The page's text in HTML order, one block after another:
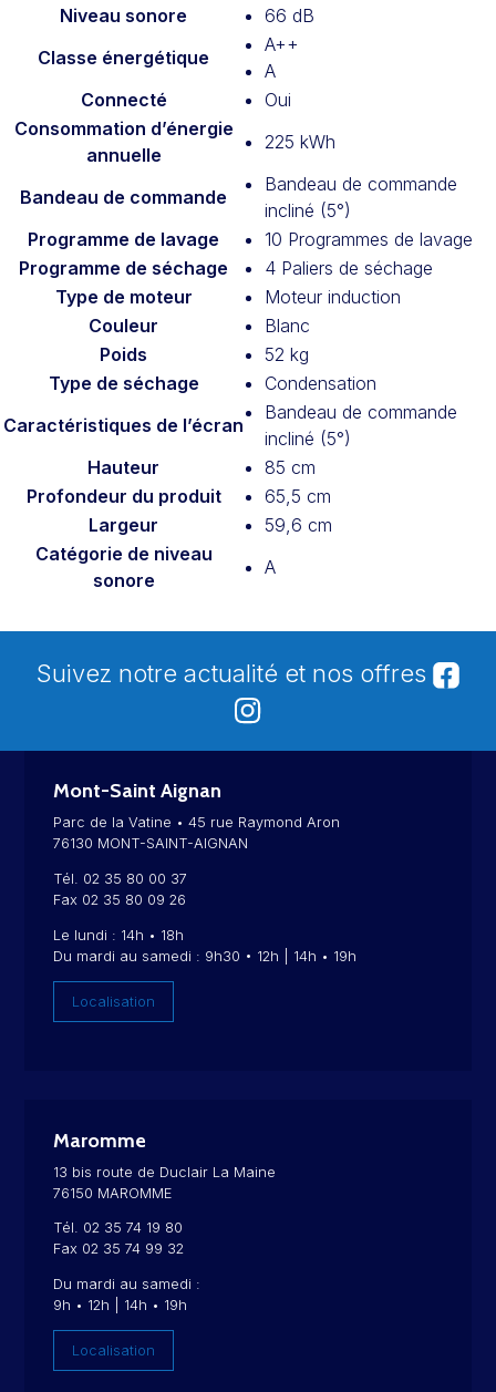
Niveau sonore
66 dB
Classe énergétique
A++
A
Connecté
Oui
Consommation d’énergie
annuelle
225 kWh
Bandeau de commande
Bandeau de commande
incliné (5°)
Programme de lavage
10 Programmes de lavage
Programme de séchage
4 Paliers de séchage
Type de moteur
Moteur induction
Couleur
Blanc
Poids
52 kg
Type de séchage
Condensation
Caractéristiques de l’écran
Bandeau de commande
incliné (5°)
Hauteur
85 cm
Profondeur du produit
65,5 cm
Largeur
59,6 cm
Catégorie de niveau
sonore
A
Suivez notre actualité et nos offres
Mont-Saint Aignan
Parc de la Vatine • 45 rue Raymond Aron
76130 MONT-SAINT-AIGNAN
Tél. 02 35 80 00 37
Fax 02 35 80 09 26
Le lundi : 14h • 18h
Du mardi au samedi : 9h30 • 12h | 14h • 19h
Localisation
Maromme
13 bis route de Duclair La Maine
76150 MAROMME
Tél. 02 35 74 19 80
Fax 02 35 74 99 32
Du mardi au samedi :
9h • 12h | 14h • 19h
Localisation